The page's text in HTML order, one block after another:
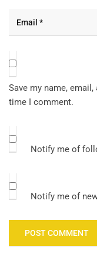
Save my name,
time I comment.
Notify me of
Notify me of